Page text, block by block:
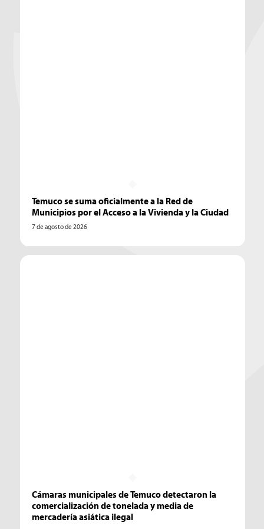
Temuco se suma oficialmente a la Red de
Municipios por el Acceso a la Vivienda y la Ciudad
7 de agosto de 2026
Cámaras municipales de Temuco detectaron la
comercialización de tonelada y media de
mercadería asiática ilegal